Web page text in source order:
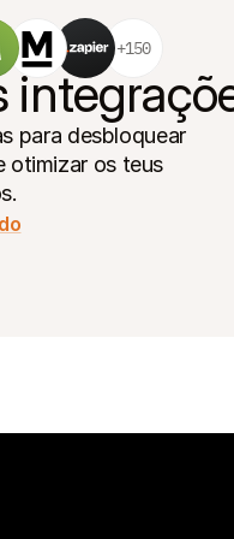
+150
para desbloquear
otimizar os teus